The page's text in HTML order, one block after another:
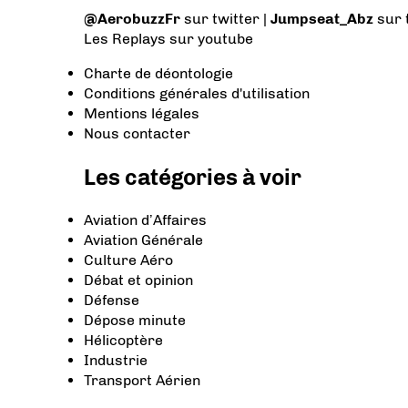
@AerobuzzFr sur twitter | Jumpseat_Abz sur
Les Replays sur youtube
Charte de déontologie
Conditions générales d'utilisation
Mentions légales
Nous contacter
Les catégories à voir
Aviation d’Affaires
Aviation Générale
Culture Aéro
Débat et opinion
Défense
Dépose minute
Hélicoptère
Industrie
Transport Aérien